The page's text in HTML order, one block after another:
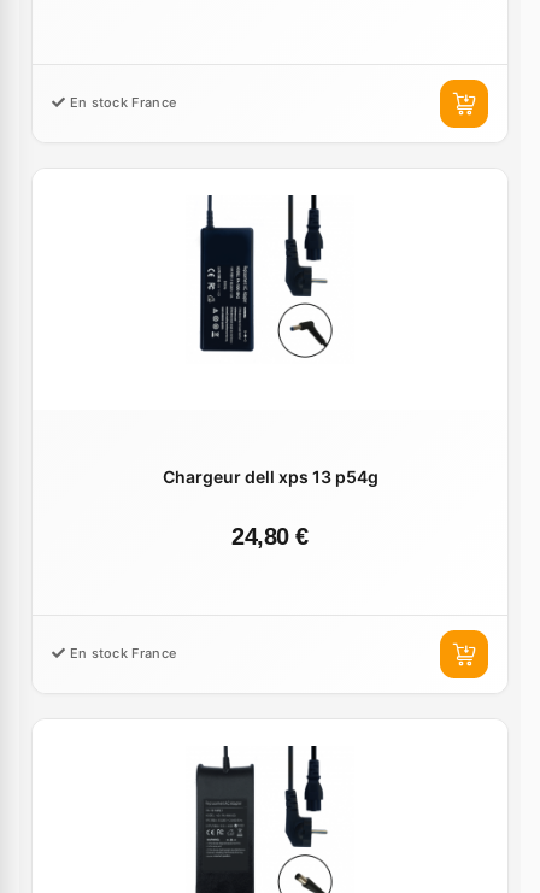
En stock France
Chargeur dell xps 13 p54g
24,80 €
En stock France